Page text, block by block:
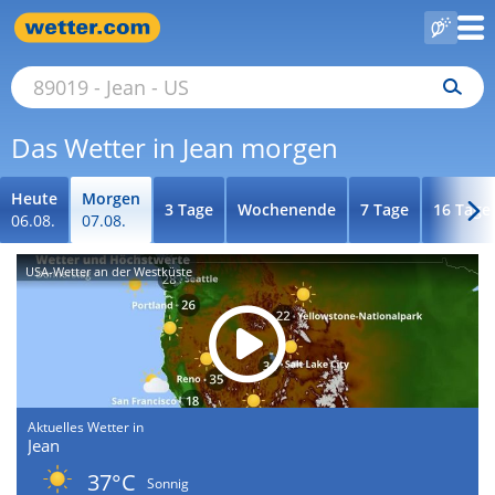
Das Wetter in Jean morgen
Heute
06.08.
Morgen
07.08.
3 Tage Wochenende 7 Tage 16 Tage
USA-Wetter an der Westküste
Aktuelles Wetter in
Jean
37°C
Sonnig